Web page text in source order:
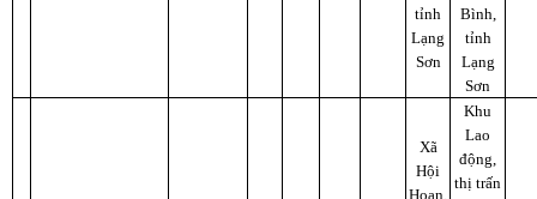
tỉnh
Lạng
Sơn
Bình,
tỉnh
Lạng
Sơn
Xã
Hội
Hoan,
Khu
Lao
động,
thị trấn